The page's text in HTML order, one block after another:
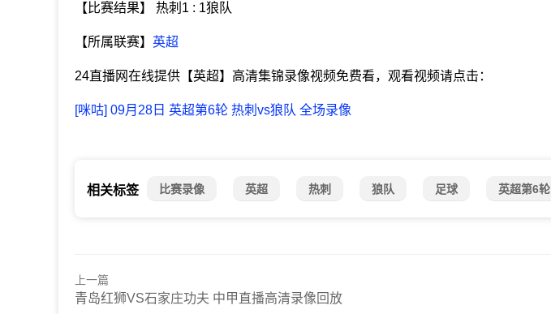
【比赛结果】 热刺1 : 1狼队
【所属联赛】 英超
24直播网在线提供【英超】高清集锦录像视频免费看，观看视频请点击：
[咪咕] 09月28日 英超第6轮 热刺vs狼队 全场录像
相关标签 比赛录像 英超 热刺 狼队 足球 英超第6轮
上一篇
青岛红狮VS石家庄功夫 中甲直播高清录像回放